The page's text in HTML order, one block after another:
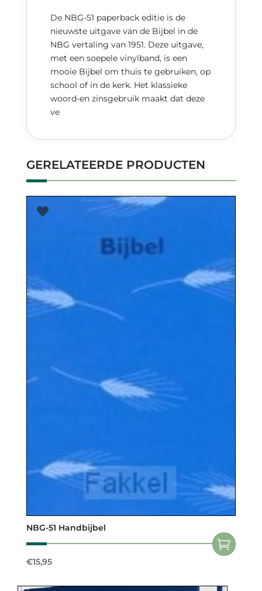
De NBG-51 paperback editie is de
nieuwste uitgave van de Bijbel in de
NBG vertaling van 1951. Deze uitgave,
met een soepele vinylband, is een
mooie Bijbel om thuis te gebruiken, op
school of in de kerk. Het klassieke
woord-en zinsgebruik maakt dat deze
ve
GERELATEERDE PRODUCTEN
NBG-51 Handbijbel
€15,95